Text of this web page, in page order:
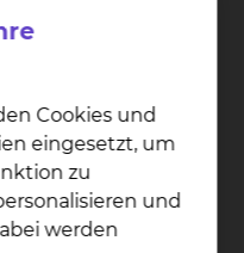
für die
individuellen
Frauen- oder
Cookies und
eingesetzt, um
zu
und
werden